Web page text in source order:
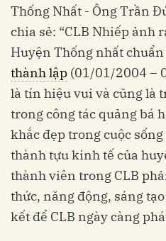
Thống Nhất - Ông Trần
chia sẻ: “CLB Nhiếp ảnh
Huyện Thống nhất
thành lập (01/01/2004 –
là tín hiệu vui và cũng là
trong công tác quảng bá
khắc đẹp trong cuộc
thành tựu kinh tế của
thành viên trong CLB
thức, năng động, sáng
kết để CLB ngày càng